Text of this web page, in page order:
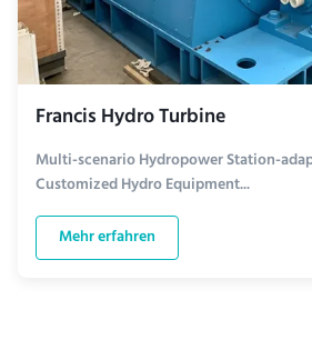
Francis Hydro Turbine
Multi-scenario Hydropower Station-
Customized Hydro Equipment...
Mehr erfahren